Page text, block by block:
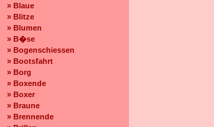
» Blaue
» Blitze
» Blumen
» B�se
» Bogenschiessen
» Bootsfahrt
» Borg
» Boxende
» Boxer
» Braune
» Brennende